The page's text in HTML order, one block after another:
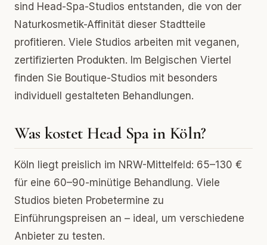
sind Head-Spa-Studios entstanden, die von der
Naturkosmetik-Affinität dieser Stadtteile
profitieren. Viele Studios arbeiten mit veganen,
zertifizierten Produkten. Im Belgischen Viertel
finden Sie Boutique-Studios mit besonders
individuell gestalteten Behandlungen.
Was kostet Head Spa in Köln?
Köln liegt preislich im NRW-Mittelfeld: 65–130 €
für eine 60–90-minütige Behandlung. Viele
Studios bieten Probetermine zu
Einführungspreisen an – ideal, um verschiedene
Anbieter zu testen.